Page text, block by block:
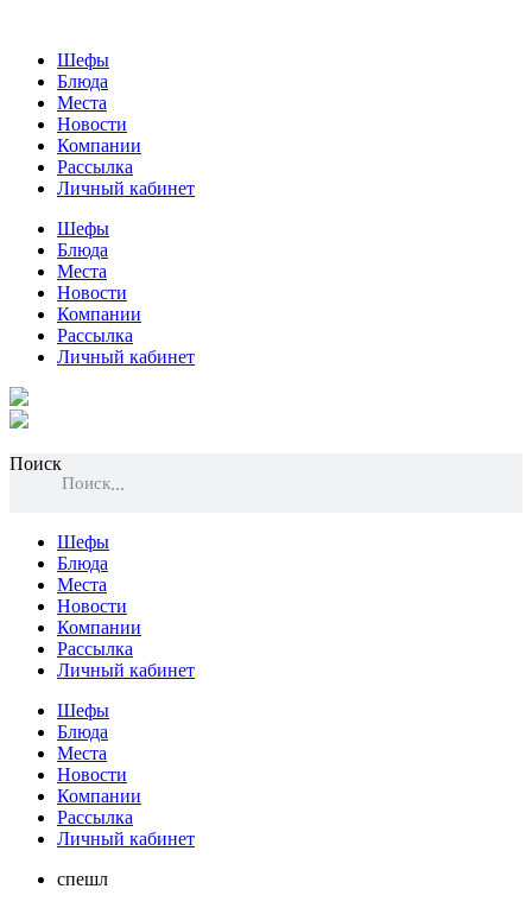
Шефы
Блюда
Места
Новости
Компании
Рассылка
Личный кабинет
Шефы
Блюда
Места
Новости
Компании
Рассылка
Личный кабинет
Поиск
Поиск
Шефы
Блюда
Места
Новости
Компании
Рассылка
Личный кабинет
Шефы
Блюда
Места
Новости
Компании
Рассылка
Личный кабинет
спешл